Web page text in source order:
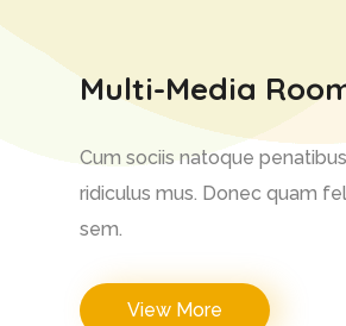
Multi-Media
Cum sociis natoque
ridiculus mus. Donec quam
sem.
View More